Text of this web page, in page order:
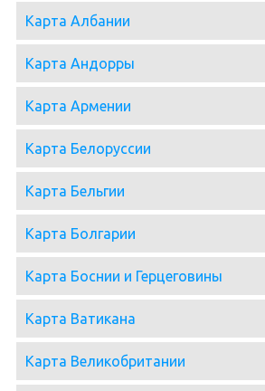
Карта Албании
Карта Андорры
Карта Армении
Карта Белоруссии
Карта Бельгии
Карта Болгарии
Карта Боснии и Герцеговины
Карта Ватикана
Карта Великобритании